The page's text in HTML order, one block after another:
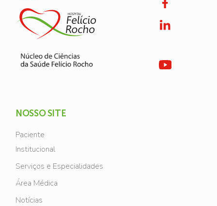
NOSSO SITE
Paciente
Institucional
Serviços e Especialidades
Área Médica
Notícias